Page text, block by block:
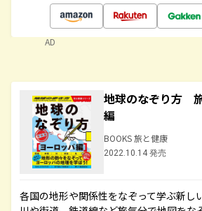
AD
地球のなぞり方
編
BOOKS 旅と健康
2022.10.14 発売
各国の地形や関係性をなぞって学ぶ新し